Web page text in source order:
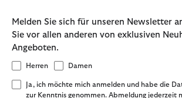
Melden Sie sich für unseren Newsletter
Sie vor allen anderen von exklusiven
Angeboten.
Herren Damen
Ja, ich möchte mich anmelden und habe die
zur Kenntnis genommen. Abmeldung jederzeit